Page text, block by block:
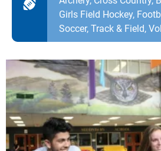
Girls Field Hockey,
Soccer, Track & Field,